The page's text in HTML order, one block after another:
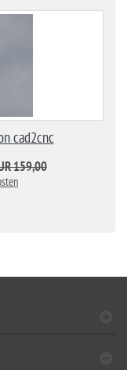
cad2cnc
159,00